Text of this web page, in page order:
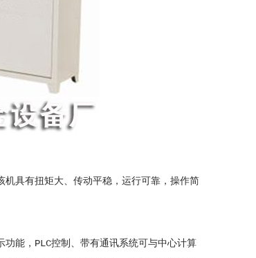
具有扭矩大、传动平稳，运行可靠，操作简
能，PLC控制、带有通讯系统可与中心计算